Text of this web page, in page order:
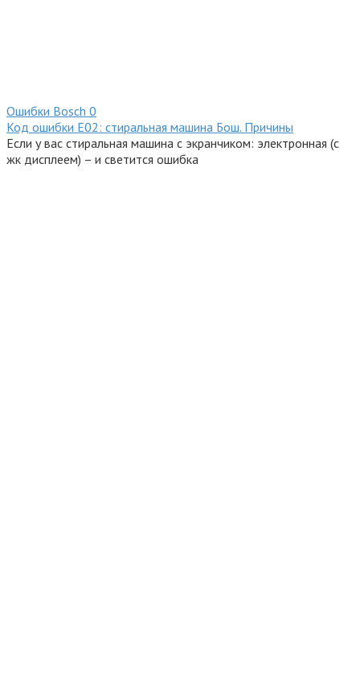
Ошибки Bosсh 0
Код ошибки E02: стиральная машина Бош. Причины
Если у вас стиральная машина с экранчиком: электронная (с
жк дисплеем) – и светится ошибка